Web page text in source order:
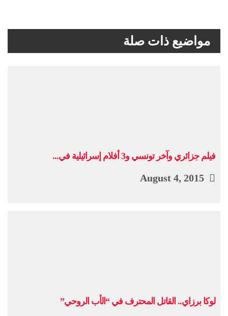
مواضيع ذات صلة
فيلم جزائري وآخر تونسي و3 أفلام إسرائيلية في...
لوكا برزاي.. القاتل المحترف في “الأب الروحي”